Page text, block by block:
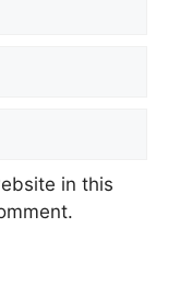
in this